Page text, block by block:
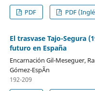
PDF
PDF
El trasvase Tajo-Segura
futuro en España
Encarnación Gil-Meseguer,
Gómez-EspÃ­n
192-209